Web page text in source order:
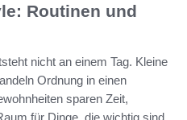
Routinen und
nicht an einem Tag. Kleine
Ordnung in einen
sparen Zeit,
für Dinge, die wichtig sind.